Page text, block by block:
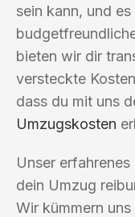
sein kann, und
bieten wir dir
versteckte
dass du mit uns
Umzugskosten
Unser
dein Umzug
Wir kümmern